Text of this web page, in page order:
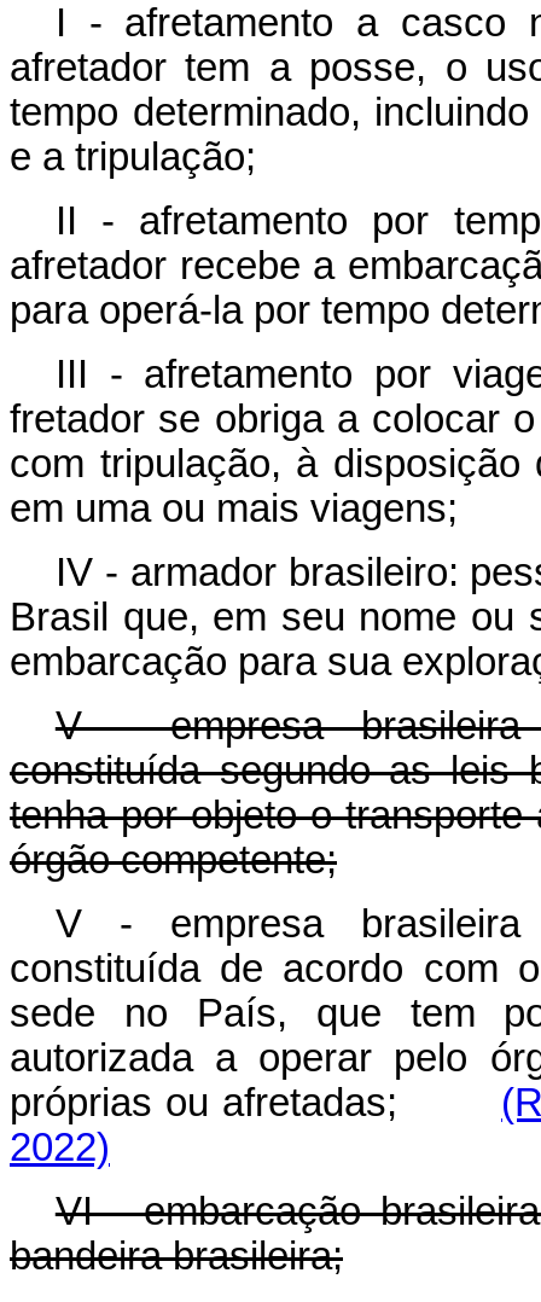
I - afretamento a casco
afretador tem a posse, o
tempo determinado,
e a tripulação;
II - afretamento por
afretador recebe a
para operá-la por tempo
III - afretamento por
fretador se obriga a colocar
com tripulação, à
em uma ou mais viagens;
IV - armador brasileiro:
Brasil que, em seu nome ou
embarcação para sua
V - empresa brasileira
constituída segundo as leis
tenha por objeto o
órgão competente;
V - empresa brasileira
constituída de acordo com
sede no País, que tem
autorizada a operar pelo
próprias ou afretadas;
2022)
VI - embarcação
bandeira brasileira;